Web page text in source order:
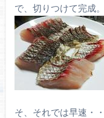
で、切りつけて完成。
そ、それでは早速・